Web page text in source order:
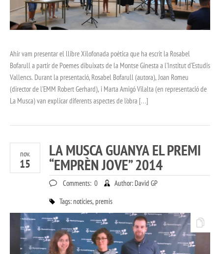
Ahir vam presentar el llibre Xilofonada poètica que ha escrit la Rosabel
Bofarull a partir de Poemes dibuixats de la Montse Ginesta a l’Institut d’Estudis
Vallencs. Durant la presentació, Rosabel Bofarull (autora), Joan Romeu
(director de l’EMM Robert Gerhard), i Marta Amigó Vilalta (en representació de
La Musca) van explicar diferents aspectes de l’obra […]
nov.
15
LA MUSCA GUANYA EL PREMI
“EMPRÈN JOVE” 2014
Comments: 0 Author: David GP
Tags: notícies, premis